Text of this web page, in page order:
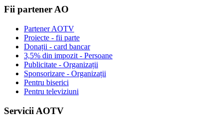
Fii partener AO
Partener AOTV
Proiecte - fii parte
Donații - card bancar
3,5% din impozit - Persoane
Publicitate - Organizații
Sponsorizare - Organizații
Pentru biserici
Pentru televiziuni
Servicii AOTV